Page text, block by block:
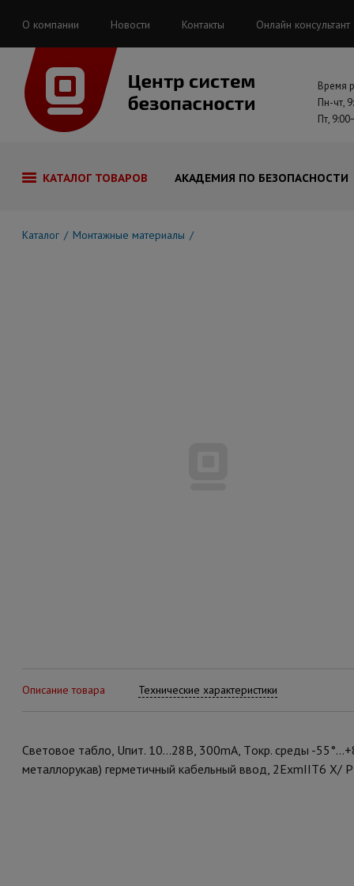
О компании Новости Контакты Онлайн консультант
Время
Пн-чт,
Пт,
КАТАЛОГ ТОВАРОВ АКАДЕМИЯ ПО БЕЗОПАСНОСТИ
Каталог Монтажные материалы
Описание товара Технические характеристики
Световое табло, Uпит. 10…28В, 300mA, Tокр. среды -
металлорукав) герметичный кабельный ввод, 2ExmIIT6 X/